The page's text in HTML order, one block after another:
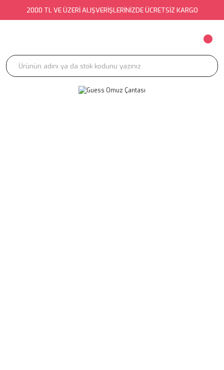
2000 TL VE ÜZERİ ALIŞVERİŞLERİNİZDE ÜCRETSİZ KARGO